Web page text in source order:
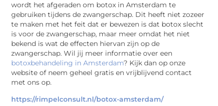
wordt het afgeraden om botox in Amsterdam te
gebruiken tijdens de zwangerschap. Dit heeft niet zozeer
te maken met het feit dat er bewezen is dat botox slecht
is voor de zwangerschap, maar meer omdat het niet
bekend is wat de effecten hiervan zijn op de
zwangerschap. Wil jij meer informatie over een
botoxbehandeling in Amsterdam? Kijk dan op onze
website of neem geheel gratis en vrijblijvend contact
met ons op.
https://rimpelconsult.nl/botox-amsterdam/